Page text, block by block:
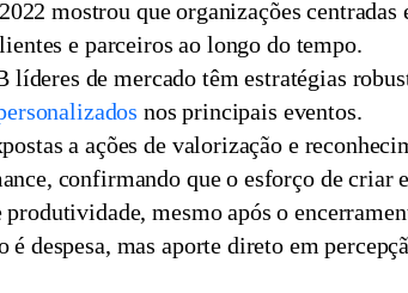
mostrou que organizações centradas
e parceiros ao longo do tempo.
líderes de mercado têm estratégias
nos principais eventos.
a ações de valorização e
confirmando que o esforço de criar
mesmo após o
despesa, mas aporte direto em